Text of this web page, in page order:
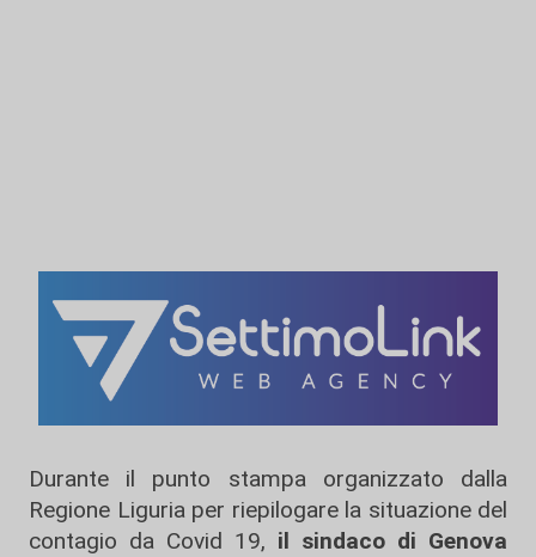
Durante il punto stampa organizzato dalla
Regione Liguria per riepilogare la situazione del
contagio da Covid 19, il sindaco di Genova